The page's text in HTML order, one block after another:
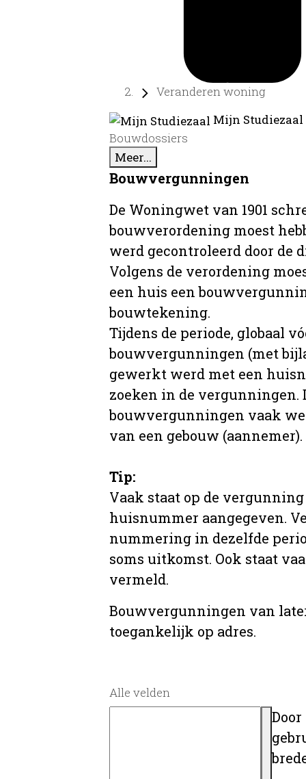
Veranderen woning
Mijn
Bouwdossiers
Meer...
Bouwvergunningen
De Woningwet van 1901
bouwverordening moest
werd gecontroleerd door de
Volgens de verordening
een huis een
bouwtekening.
Tijdens de periode, globaal
bouwvergunningen (met
gewerkt werd met een
zoeken in de vergunningen.
bouwvergunningen vaak
van een gebouw (aannemer).
Tip:
Vaak staat op de
huisnummer aangegeven.
nummering in dezelfde
soms uitkomst. Ook staat
vermeld.
Bouwvergunningen van
toegankelijk op adres.
Alle velden